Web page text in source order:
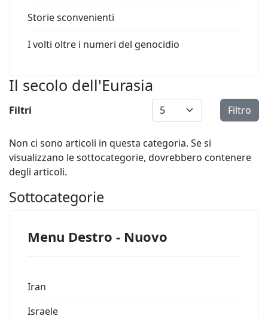
Storie sconvenienti
I volti oltre i numeri del genocidio
Il secolo dell'Eurasia
Filtri Visualizza # Filtro
Non ci sono articoli in questa categoria. Se si
visualizzano le sottocategorie, dovrebbero contenere
degli articoli.
Sottocategorie
Menu Destro - Nuovo
Iran
Israele